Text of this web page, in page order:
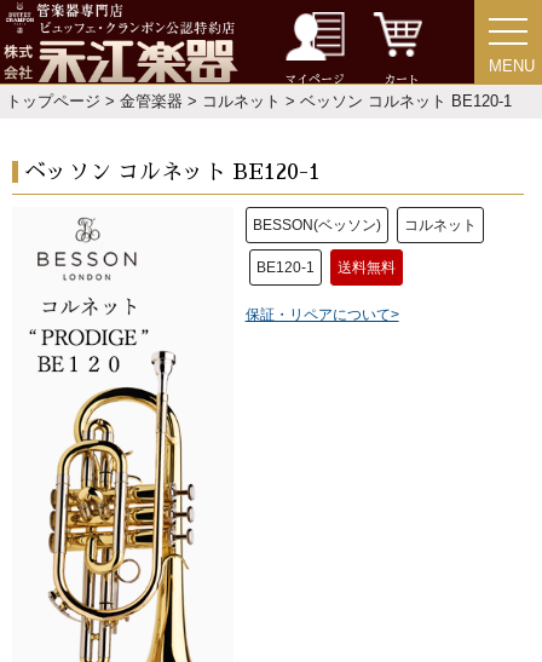
マイページ カート
MENU
MENU
トップページ > 金管楽器 > コルネット > ベッソン コルネット BE120-1
ベッソン コルネット BE120-1
BESSON(ベッソン) コルネット
BE120-1 送料無料
保証・リペアについて>